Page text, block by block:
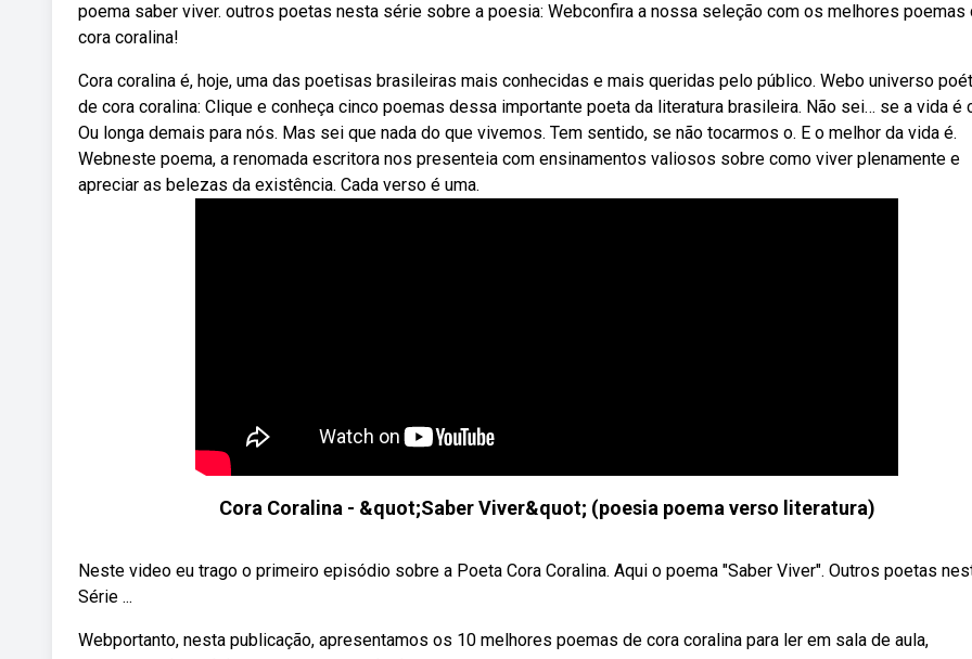
poema saber viver. outros poetas nesta série sobre a poesia: Webconfira a nossa seleção com os melhores poemas
cora coralina!
Cora coralina é, hoje, uma das poetisas brasileiras mais conhecidas e mais queridas pelo público. Webo universo
de cora coralina: Clique e conheça cinco poemas dessa importante poeta da literatura brasileira. Não sei… se a vida é
Ou longa demais para nós. Mas sei que nada do que vivemos. Tem sentido, se não tocarmos o. E o melhor da vida é.
Webneste poema, a renomada escritora nos presenteia com ensinamentos valiosos sobre como viver plenamente e
apreciar as belezas da existência. Cada verso é uma.
Cora Coralina - &quot;Saber Viver&quot; (poesia poema verso literatura)
Neste video eu trago o primeiro episódio sobre a Poeta Cora Coralina. Aqui o poema "Saber Viver". Outros poetas
Série ...
Webportanto, nesta publicação, apresentamos os 10 melhores poemas de cora coralina para ler em sala de aula,